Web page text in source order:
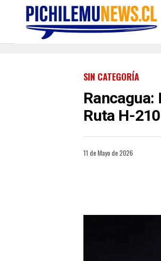
SIN CATEGORÍA
Rancagua:
Ruta H-210
11 de Mayo de 2026